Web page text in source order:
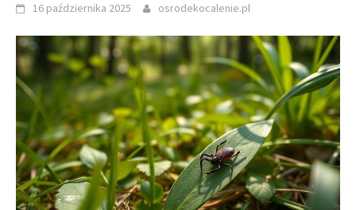
16 października 2025 osrodekocalenie.pl